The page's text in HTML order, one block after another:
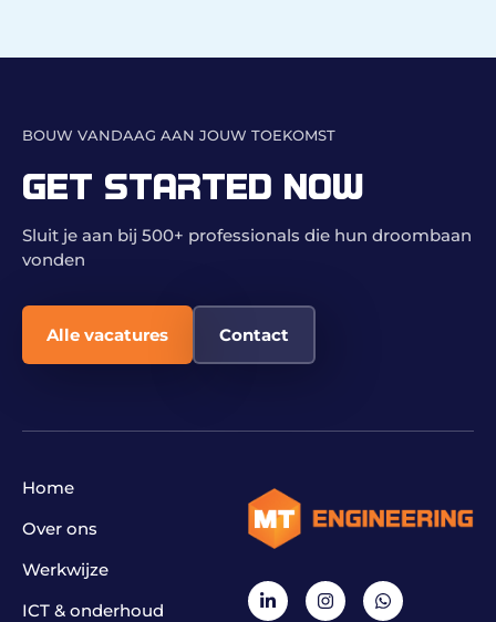
BOUW VANDAAG AAN JOUW TOEKOMST
GET STARTED NOW
Sluit je aan bij 500+ professionals die hun droombaan
vonden
Alle vacatures Contact
Home
Over ons
Werkwijze
ICT & onderhoud